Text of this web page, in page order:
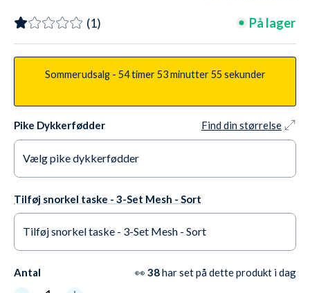
(1) På lager
Sommerudsalg - 54 timer53 minutter54 sekunder
Pike Dykkerfødder Find din størrelse
Vælg pike dykkerfødder
32-33 På lager
36-37 På lager
Tilføj snorkel taske - 3-Set Mesh - Sort
Tilføj snorkel taske - 3-Set Mesh - Sort
Antal 👀 38har set på dette produkt i dag